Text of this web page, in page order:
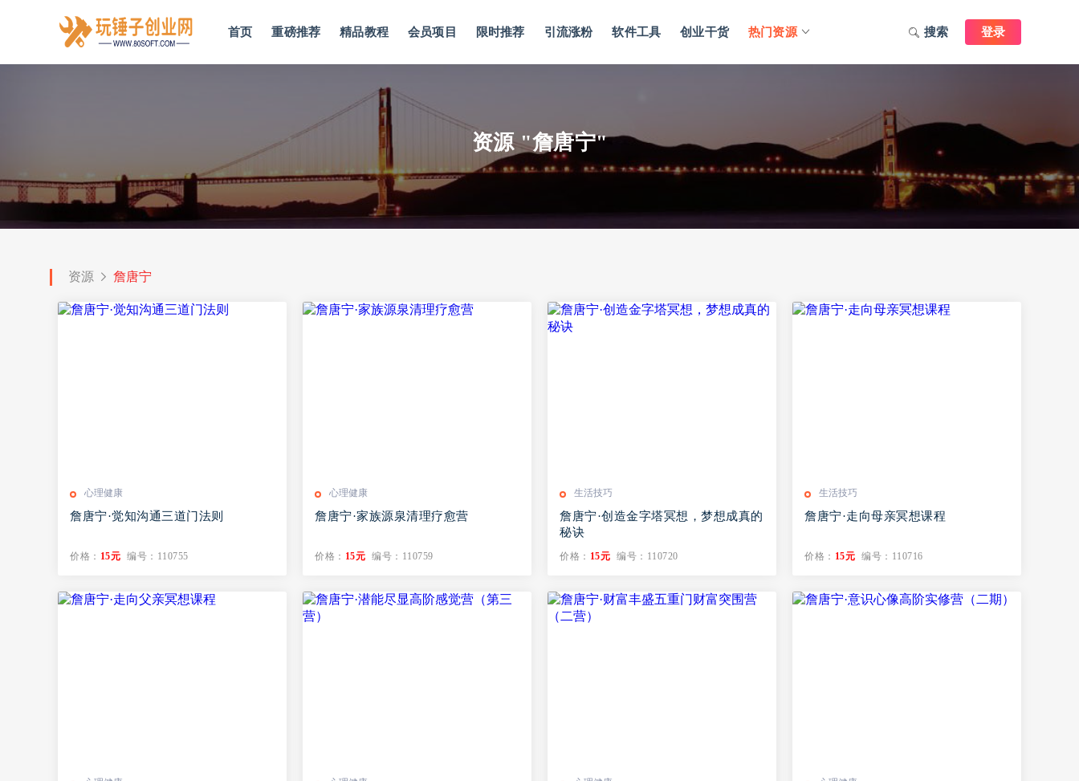
首页 重磅推荐 精品教程 会员项目 限时推荐 引流涨粉 软件工具 创业干货 热门资源 登录
搜索
资源 "詹唐宁"
资源 詹唐宁
心理健康
詹唐宁·觉知沟通三道门法则
价格： 15元 编号：110755
心理健康
詹唐宁·家族源泉清理疗愈营
价格： 15元 编号：110759
生活技巧
詹唐宁·创造金字塔冥想，梦想成真的
秘诀
价格： 15元 编号：110720
生活技巧
詹唐宁·走向母亲冥想课程
价格： 15元 编号：110716